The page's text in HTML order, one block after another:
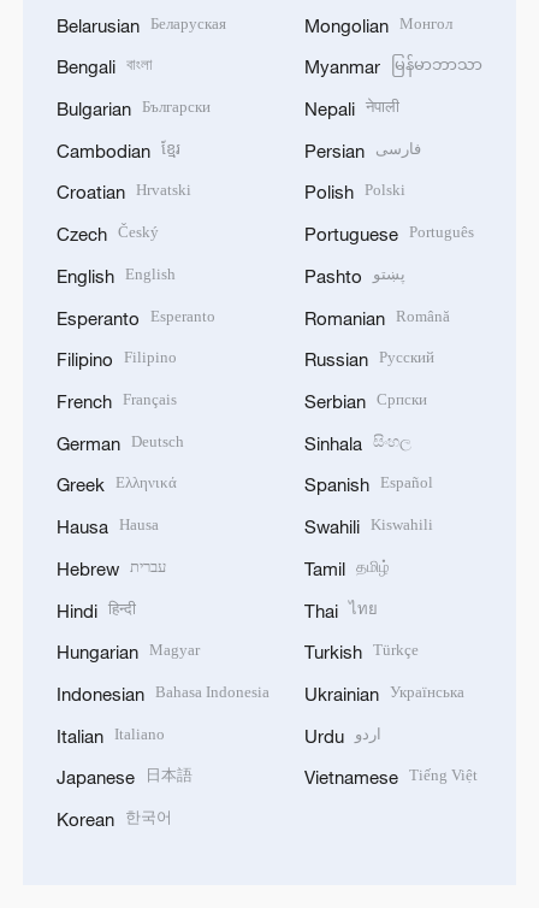
Belarusian Беларуская
Bengali বাংলা
Bulgarian Български
Cambodian ខ្មែរ
Croatian Hrvatski
Czech Český
English English
Esperanto Esperanto
Filipino Filipino
French Français
German Deutsch
Greek Ελληνικά
Hausa Hausa
Hebrew עברית
Hindi हिन्दी
Hungarian Magyar
Indonesian Bahasa Indonesia
Italian Italiano
Japanese 日本語
Korean 한국어
Mongolian Монгол
Myanmar မြန်မာဘာသာ
Nepali नेपाली
Persian فارسی
Polish Polski
Portuguese Português
Pashto پښتو
Romanian Română
Russian Русский
Serbian Српски
Sinhala සිංහල
Spanish Español
Swahili Kiswahili
Tamil தமிழ்
Thai ไทย
Turkish Türkçe
Ukrainian Українська
Urdu اردو
Vietnamese Tiếng Việt